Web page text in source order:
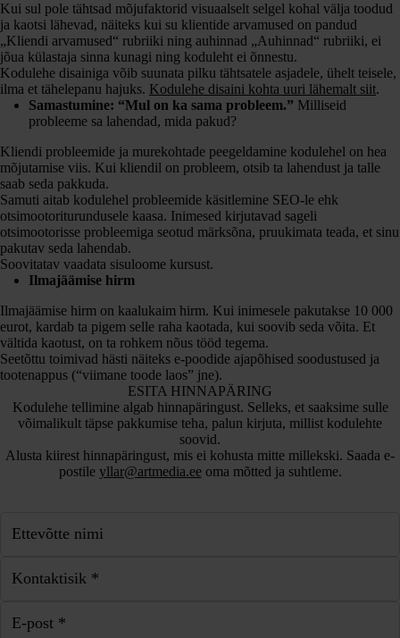
Kui sul pole tähtsad mõjufaktorid visuaalselt selgel kohal välja toodud
ja kaotsi lähevad, näiteks kui su klientide arvamused on pandud
„Kliendi arvamused“ rubriiki ning auhinnad „Auhinnad“ rubriiki, ei
jõua külastaja sinna kunagi ning koduleht ei õnnestu.
Kodulehe disainiga võib suunata pilku tähtsatele asjadele, ühelt teisele,
ilma et tähelepanu hajuks. Kodulehe disaini kohta uuri lähemalt siit.
Samastumine: “Mul on ka sama probleem.” Milliseid
probleeme sa lahendad, mida pakud?
Kliendi probleemide ja murekohtade peegeldamine kodulehel on hea
mõjutamise viis. Kui kliendil on probleem, otsib ta lahendust ja talle
saab seda pakkuda.
Samuti aitab kodulehel probleemide käsitlemine SEO-le ehk
otsimootoriturundusele kaasa. Inimesed kirjutavad sageli
otsimootorisse probleemiga seotud märksõna, pruukimata teada, et sinu
pakutav seda lahendab.
Soovitatav vaadata sisuloome kursust.
Ilmajäämise hirm
Ilmajäämise hirm on kaalukaim hirm. Kui inimesele pakutakse 10 000
eurot, kardab ta pigem selle raha kaotada, kui soovib seda võita. Et
vältida kaotust, on ta rohkem nõus tööd tegema.
Seetõttu toimivad hästi näiteks e-poodide ajapõhised soodustused ja
tootenappus (“viimane toode laos” jne).
ESITA HINNAPÄRING
Kodulehe tellimine algab hinnapäringust. Selleks, et saaksime sulle
võimalikult täpse pakkumise teha, palun kirjuta, millist kodulehte
soovid.
Alusta kiirest hinnapäringust, mis ei kohusta mitte millekski. Saada e-
postile yllar@artmedia.eeoma mõtted ja suhtleme.
Ettevõtte nimi
Kontaktisik *
E-post *